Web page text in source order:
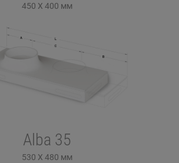
450 X 400 мм
Alba 35
530 X 480 мм